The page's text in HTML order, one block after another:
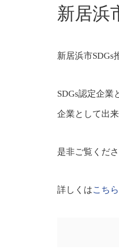
新居浜
新居浜市SDGs
SDGs認定企業
企業として出
是非ご覧くださ
詳しくはこちら